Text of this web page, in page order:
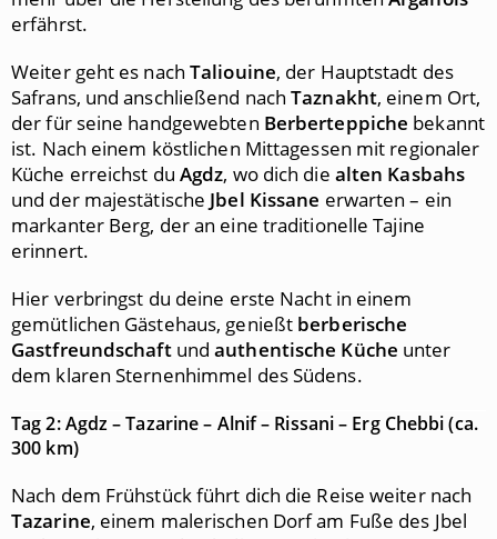
erfährst.
Weiter geht es nach Taliouine, der Hauptstadt des
Safrans, und anschließend nachTaznakht, einem Ort,
der für seine handgewebten Berberteppiche bekannt
ist. Nach einem köstlichen Mittagessen mit regionaler
Küche erreichst du Agdz, wo dich die alten Kasbahs
und der majestätische Jbel Kissane erwarten – ein
markanter Berg, der an eine traditionelle Tajine
erinnert.
Hier verbringst du deine erste Nacht in einem
gemütlichen Gästehaus, genießt berberische
Gastfreundschaftundauthentische Küche unter
dem klaren Sternenhimmel des Südens.
Tag 2: Agdz – Tazarine – Alnif – Rissani – Erg Chebbi (ca.
300 km)
Nach dem Frühstück führt dich die Reise weiter nach
Tazarine, einem malerischen Dorf am Fuße des Jbel